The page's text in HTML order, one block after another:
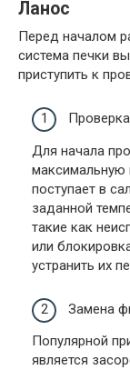
Ланос
Перед началом
система печки
приступить к
Для начала
максимальную
поступает в
заданной
такие как
или
устранить их
Замена
Популярной
является